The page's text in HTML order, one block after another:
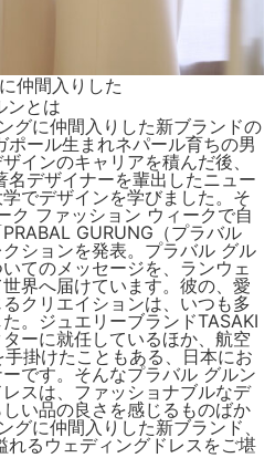
仲間入りした
ンとは
グに仲間入りした新ブランドの
ール生まれネパール育ちの男
インのキャリアを積んだ後、
デザイナーを輩出したニュー
でデザインを学びました。そ
ク ファッション ウィークで自
GURUNG（プラバル
ションを発表。プラバル グル
てのメッセージを、ランウェ
界へ届けています。彼の、愛
クリエイションは、いつも多
。ジュエリーブランドTASAKI
ーに就任しているほか、航空
掛けたこともある、日本にお
です。そんなプラバル グルン
スは、ファッショナブルなデ
い品の良さを感じるものばか
グに仲間入りした新ブランド、
れるウェディングドレスをご堪